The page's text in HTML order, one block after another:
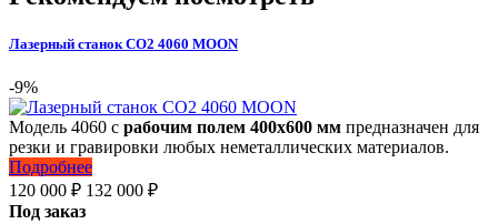
Лазерный станок СО2 4060 MOON
-9%
Модель 4060 с рабочим полем 400х600 мм предназначен для
резки и гравировки любых неметаллических материалов.
Подробнее
120 000 ₽ 132 000 ₽
Под заказ